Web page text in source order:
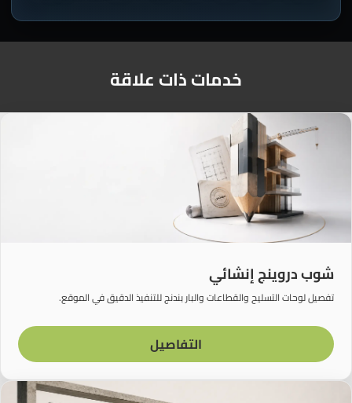
خدمات ذات علاقة
شوب دروينج إنشائي
تفصيل لوحات التسليح والقطاعات والبار بندنج للتنفيذ الدقيق في الموقع.
التفاصيل